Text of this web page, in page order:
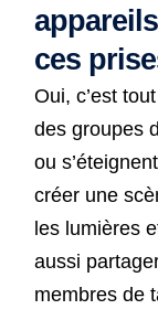
ces
Oui, c’est
des groupes
ou
créer une
les lumières
aussi
membres de